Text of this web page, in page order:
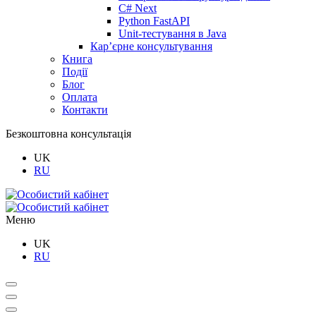
C# Next
Python FastAPI
Unit-тестування в Java
Кар’єрне консультування
Книга
Події
Блог
Оплата
Контакти
Безкоштовна консультація
UK
RU
Меню
UK
RU